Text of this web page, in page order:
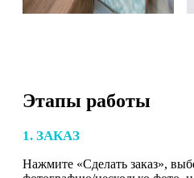
Этапы работы
1. ЗАКАЗ
Нажмите «Сделать заказ»,